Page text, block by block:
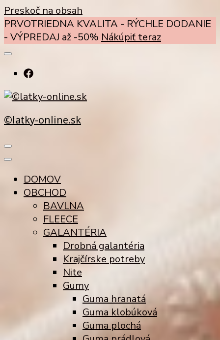
Preskoč na obsah
PRVOTRIEDNA KVALITA - RÝCHLE DODANIE
- VÝPREDAJ až -50% Nákúpiť teraz
©latky-online.sk
DOMOV
OBCHOD
BAVLNA
FLEECE
GALANTÉRIA
Drobná galantéria
Krajčírske potreby
Nite
Gumy
Guma hranatá
Guma klobúková
Guma plochá